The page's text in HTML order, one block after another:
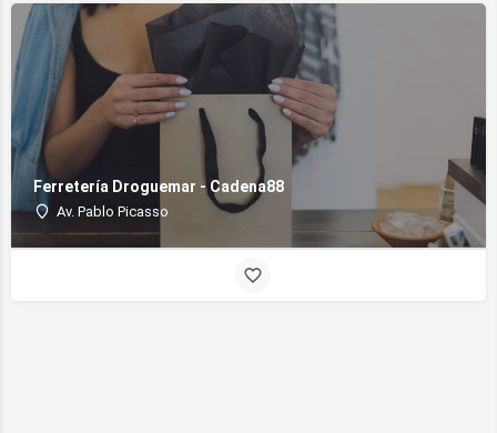
Ferretería Droguemar - Cadena88
Av. Pablo Picasso